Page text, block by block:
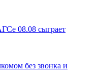
08.08 сыграет
без звонка и